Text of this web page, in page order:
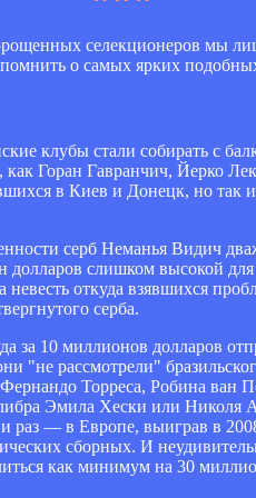
селекционеров мы
о самых ярких
клубы стали собирать с
Горан Гавранчич, Йерко
в Киев и Донецк, но так
серб Неманья Видич
слишком высокой
откуда взявшихся
серба.
за 10 миллионов долларов
"не рассмотрели"
Торреса, Робина
Эмила Хески или
— в Европе, выиграв в
сборных. И
как минимум на 30